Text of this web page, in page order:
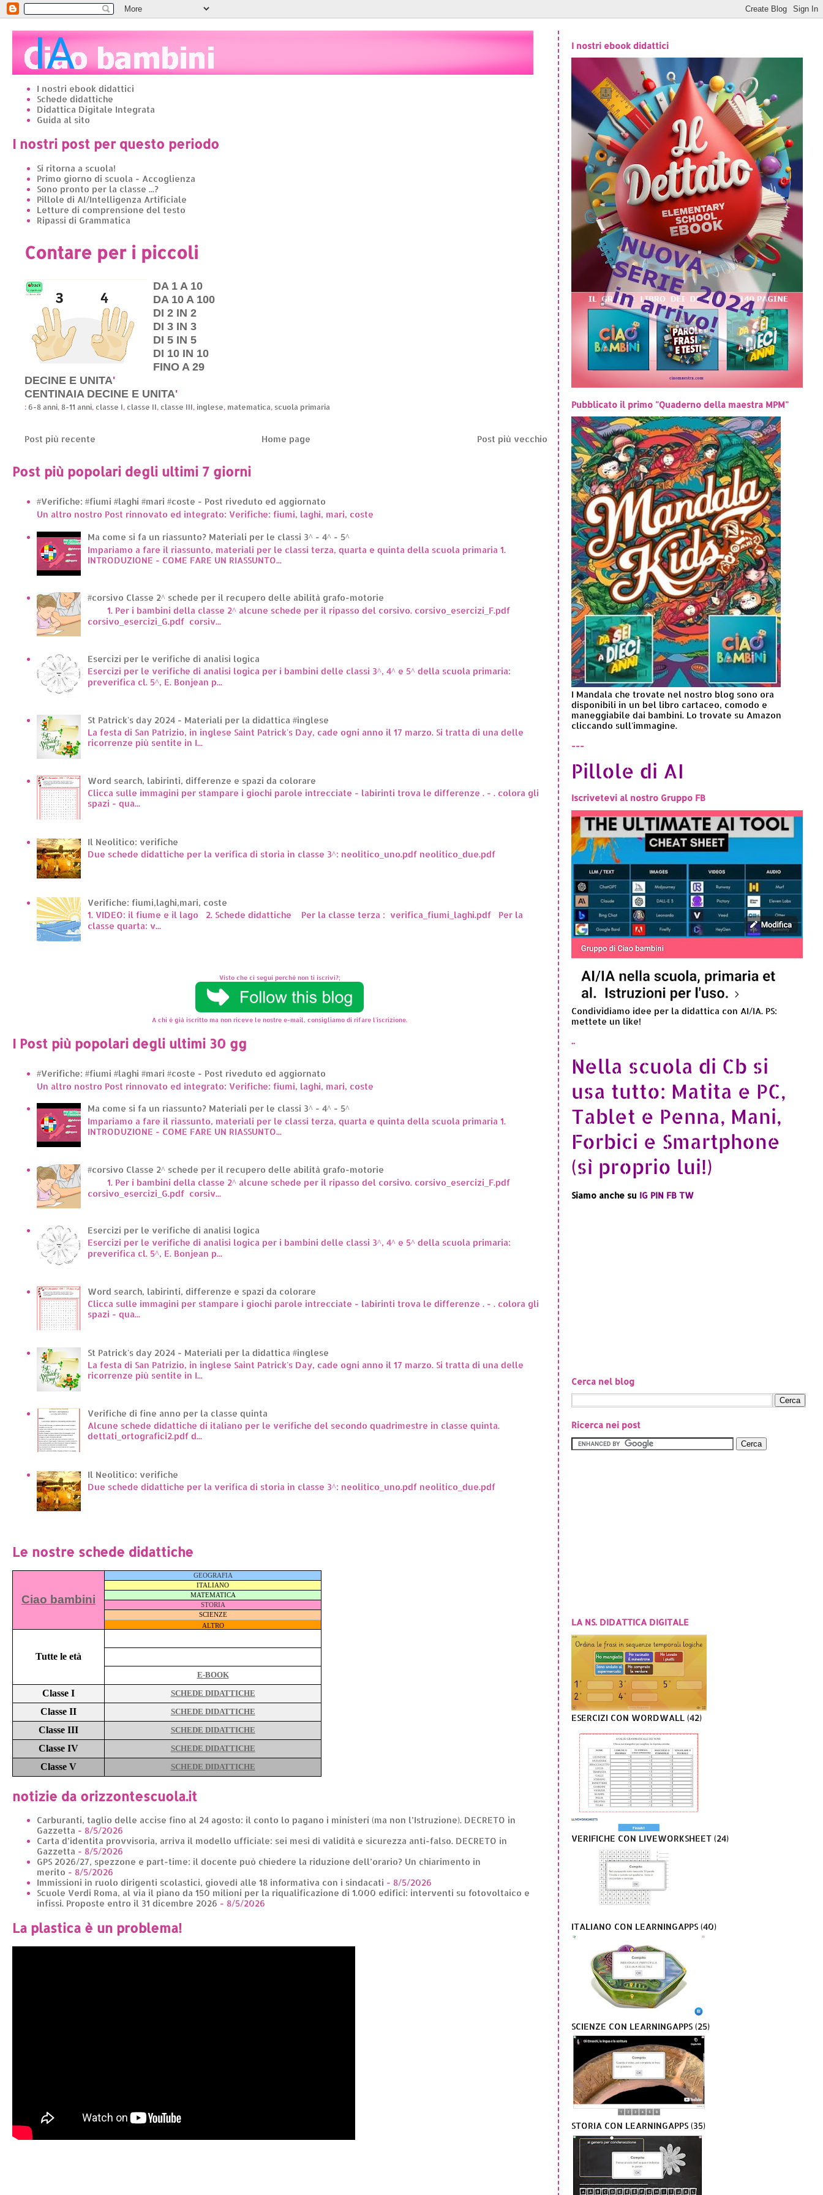
I nostri ebook didattici
Schede didattiche
Didattica Digitale Integrata
Guida al sito
I nostri post per questo periodo
Si ritorna a scuola!
Primo giorno di scuola - Accoglienza
Sono pronto per la classe ...?
Pillole di AI/Intelligenza Artificiale
Letture di comprensione del testo
Ripassi di Grammatica
Contare per i piccoli
DA 1 A 10
DA 10 A 100
DI 2 IN 2
DI 3 IN 3
DI 5 IN 5
DI 10 IN 10
FINO A 29
DECINE E UNITA'
CENTINAIA DECINE E UNITA'
: 6-8 anni, 8-11 anni, classe I, classe II, classe III, inglese, matematica, scuola primaria
Post più recente Post più vecchio
Home page
Post più popolari degli ultimi 7 giorni
#Verifiche: #fiumi #laghi #mari #coste - Post riveduto ed aggiornato
Un altro nostro Post rinnovato ed integrato: Verifiche: fiumi, laghi, mari, coste
Ma come si fa un riassunto? Materiali per le classi 3^ - 4^ - 5^
Impariamo a fare il riassunto, materiali per le classi terza, quarta e quinta della scuola primaria 1.
INTRODUZIONE - COME FARE UN RIASSUNTO...
#corsivo Classe 2^ schede per il recupero delle abilità grafo-motorie
1. Per i bambini della classe 2^ alcune schede per il ripasso del corsivo. corsivo_esercizi_F.pdf
corsivo_esercizi_G.pdf corsiv...
Esercizi per le verifiche di analisi logica
Esercizi per le verifiche di analisi logica per i bambini delle classi 3^, 4^ e 5^ della scuola primaria:
preverifica cl. 5^, E. Bonjean p...
St Patrick's day 2024 - Materiali per la didattica #inglese
La festa di San Patrizio, in inglese Saint Patrick's Day, cade ogni anno il 17 marzo. Si tratta di una delle
ricorrenze più sentite in I...
Word search, labirinti, differenze e spazi da colorare
Clicca sulle immagini per stampare i giochi parole intrecciate - labirinti trova le differenze . - . colora gli
spazi - qua...
Il Neolitico: verifiche
Due schede didattiche per la verifica di storia in classe 3^: neolitico_uno.pdf neolitico_due.pdf
Verifiche: fiumi,laghi,mari, coste
1. VIDEO: il fiume e il lago 2. Schede didattiche Per la classe terza : verifica_fiumi_laghi.pdf Per la
classe quarta: v...
Visto che ci segui perchè non ti iscrivi?;
A chi è già iscritto ma non riceve le nostre e-mail, consigliamo di rifare l'iscrizione.
I Post più popolari degli ultimi 30 gg
#Verifiche: #fiumi #laghi #mari #coste - Post riveduto ed aggiornato
Un altro nostro Post rinnovato ed integrato: Verifiche: fiumi, laghi, mari, coste
Ma come si fa un riassunto? Materiali per le classi 3^ - 4^ - 5^
Impariamo a fare il riassunto, materiali per le classi terza, quarta e quinta della scuola primaria 1.
INTRODUZIONE - COME FARE UN RIASSUNTO...
#corsivo Classe 2^ schede per il recupero delle abilità grafo-motorie
1. Per i bambini della classe 2^ alcune schede per il ripasso del corsivo. corsivo_esercizi_F.pdf
corsivo_esercizi_G.pdf corsiv...
Esercizi per le verifiche di analisi logica
Esercizi per le verifiche di analisi logica per i bambini delle classi 3^, 4^ e 5^ della scuola primaria:
preverifica cl. 5^, E. Bonjean p...
Word search, labirinti, differenze e spazi da colorare
Clicca sulle immagini per stampare i giochi parole intrecciate - labirinti trova le differenze . - . colora gli
spazi - qua...
St Patrick's day 2024 - Materiali per la didattica #inglese
La festa di San Patrizio, in inglese Saint Patrick's Day, cade ogni anno il 17 marzo. Si tratta di una delle
ricorrenze più sentite in I...
Verifiche di fine anno per la classe quinta
Alcune schede didattiche di italiano per le verifiche del secondo quadrimestre in classe quinta.
dettati_ortografici2.pdf d...
Il Neolitico: verifiche
Due schede didattiche per la verifica di storia in classe 3^: neolitico_uno.pdf neolitico_due.pdf
Le nostre schede didattiche
Ciao bambini
GEOGRAFIA
ITALIANO
MATEMATICA
STORIA
SCIENZE
ALTRO
Tutte le età
E-BOOK
Classe I SCHEDE DIDATTICHE
Classe II SCHEDE DIDATTICHE
Classe III SCHEDE DIDATTICHE
Classe IV SCHEDE DIDATTICHE
Classe V SCHEDE DIDATTICHE
notizie da orizzontescuola.it
Carburanti, taglio delle accise fino al 24 agosto: il conto lo pagano i ministeri (ma non l’Istruzione). DECRETO in
Gazzetta - 8/5/2026
Carta d’identita provvisoria, arriva il modello ufficiale: sei mesi di validità e sicurezza anti-falso. DECRETO in
Gazzetta - 8/5/2026
GPS 2026/27, spezzone e part-time: il docente può chiedere la riduzione dell’orario? Un chiarimento in
merito - 8/5/2026
Immissioni in ruolo dirigenti scolastici, giovedì alle 18 informativa con i sindacati - 8/5/2026
Scuole Verdi Roma, al via il piano da 150 milioni per la riqualificazione di 1.000 edifici: interventi su fotovoltaico e
infissi. Proposte entro il 31 dicembre 2026 - 8/5/2026
La plastica è un problema!
I nostri ebook didattici
Pubblicato il primo "Quaderno della maestra MPM"
I Mandala che trovate nel nostro blog sono ora
disponibili in un bel libro cartaceo, comodo e
maneggiabile dai bambini. Lo trovate su Amazon
cliccando sull'immagine.
---
Pillole di AI
Iscrivetevi al nostro Gruppo FB
Condividiamo idee per la didattica con AI/IA. PS:
mettete un like!
..
Nella scuola di Cb si
usa tutto: Matita e PC,
Tablet e Penna, Mani,
Forbici e Smartphone
(sì proprio lui!)
Siamo anche su IG PIN FB TW
Cerca nel blog
Ricerca nei post
LA NS. DIDATTICA DIGITALE
ESERCIZI CON WORDWALL (42)
VERIFICHE CON LIVEWORKSHEET (24)
ITALIANO CON LEARNINGAPPS (40)
SCIENZE CON LEARNINGAPPS (25)
STORIA CON LEARNINGAPPS (35)